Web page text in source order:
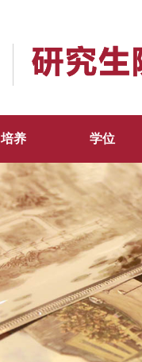
培养 学位